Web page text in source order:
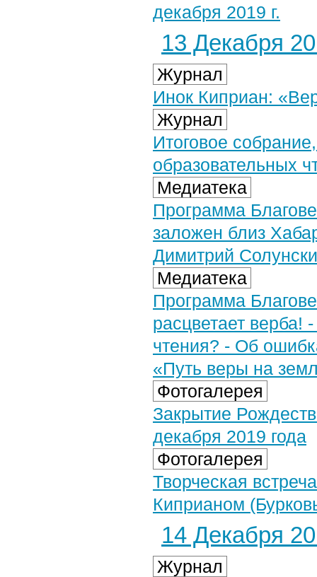
декабря 2019 г.
13 Декабря
Журнал
Инок Киприан:
Журнал
Итоговое
образовательных
Медиатека
Программа
заложен близ
Димитрий
Медиатека
Программа
расцветает верба!
чтения? - Об
«Путь веры на
Фотогалерея
Закрытие
декабря 2019 года
Фотогалерея
Творческая
Киприаном
14 Декабря
Журнал